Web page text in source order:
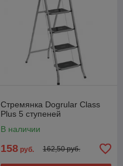
Стремянка Dogrular Class
Plus 5 ступеней
В наличии
158 руб. 162,50 руб.